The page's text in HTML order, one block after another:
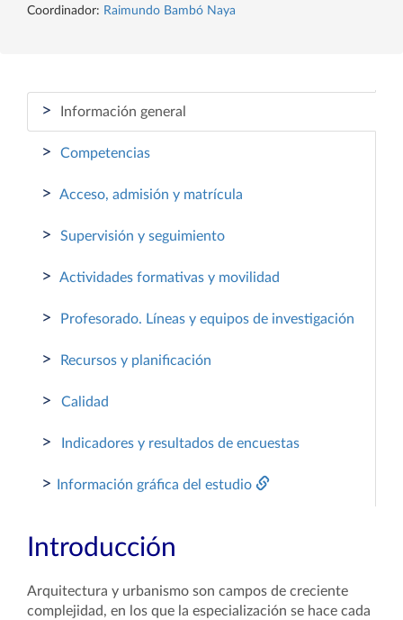
Coordinador: Raimundo Bambó Naya
> Información general
> Competencias
> Acceso, admisión y matrícula
> Supervisión y seguimiento
> Actividades formativas y movilidad
> Profesorado. Líneas y equipos de investigación
> Recursos y planificación
> Calidad
> Indicadores y resultados de encuestas
> Información gráfica del estudio
Introducción
Arquitectura y urbanismo son campos de creciente
complejidad, en los que la especialización se hace cada